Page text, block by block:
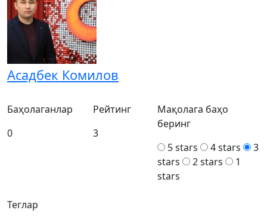
Асадбек Комилов
Теглар
Баҳолаганлар
0
Рейтинг
3
Мақолага баҳо
беринг
5 stars
4 stars
3
stars
2 stars
1
stars